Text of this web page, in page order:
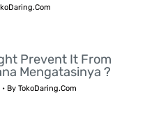
Prevent It From
Mengatasinya ?
• ByTokoDaring.Com